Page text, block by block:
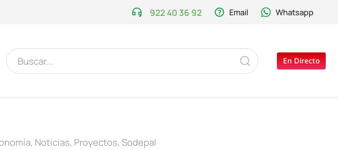
922 40 36 92 Email Whatsapp
En Directo
, Noticias, Proyectos, Sodepal